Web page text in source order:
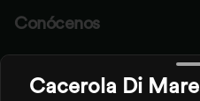
Conócenos
Términos y condiciones
Cacerola Di Mare